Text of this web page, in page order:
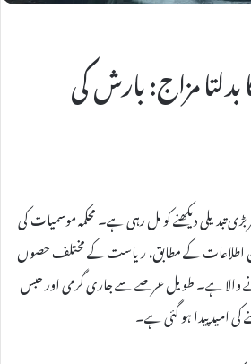
مزاج: بارش کی
تبدیلی دیکھنے کو مل رہی ہے۔ محکمہ موسمیات کی
اطلاعات کے مطابق، ریاست کے مختلف حصوں
والا ہے۔ طویل عرصے سے جاری گرمی اور حبس
امید پیدا ہو گئی ہے۔